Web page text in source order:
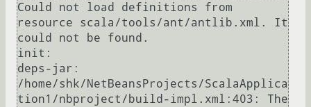
Could not load definitions from
resource scala/tools/ant/antlib.xml. It
could not be found.
init:
deps-jar:
/home/shk/NetBeansProjects/ScalaApplica
tion1/nbproject/build-impl.xml:403: The